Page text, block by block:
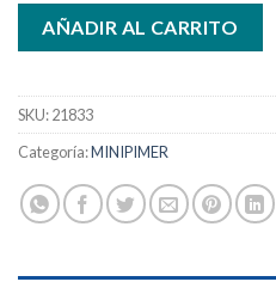
AÑADIR AL CARRITO
SKU:21833
Categoría:MINIPIMER